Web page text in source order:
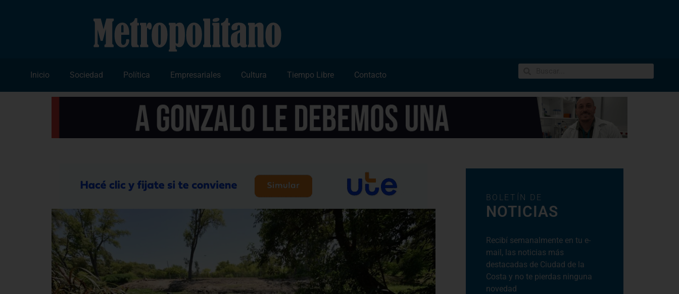
Inicio Sociedad Política Empresariales Cultura Tiempo Libre Contacto
BOLETÍN DE
NOTICIAS
Recibí semanalmente en tu e-
mail, las noticias más
destacadas de Ciudad de la
Costa y no te pierdas ninguna
novedad